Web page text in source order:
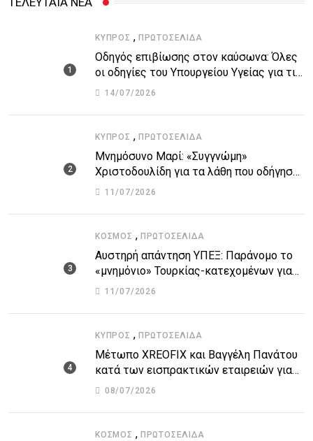
ΚΎΠΡΟΣ , ΠΡΩΤΟΣΈΛΙΔΑ
Οδηγός επιβίωσης στον καύσωνα: Όλες
οι οδηγίες του Υπουργείου Υγείας για τις
υψηλές θερμοκρασίες
14/07/2026
ΚΎΠΡΟΣ , ΠΡΩΤΟΣΈΛΙΔΑ
Μνημόσυνο Μαρί: «Συγγνώμη»
Χριστοδουλίδη για τα λάθη που οδήγησαν
στην τραγωδία
11/07/2026
ΚΌΣΜΟΣ , ΠΡΩΤΟΣΈΛΙΔΑ
Αυστηρή απάντηση ΥΠΕΞ: Παράνομο το
«μνημόνιο» Τουρκίας-κατεχομένων για
τον υποθαλάσσιο αγωγό
11/07/2026
ΚΎΠΡΟΣ , ΠΡΩΤΟΣΈΛΙΔΑ
Μέτωπο XREOFIX και Βαγγέλη Πανάτου
κατά των εισπρακτικών εταιρειών για
την προστασία των δανειοληπτών
08/07/2026
ΚΌΣΜΟΣ , ΠΡΩΤΟΣΈΛΙΔΑ